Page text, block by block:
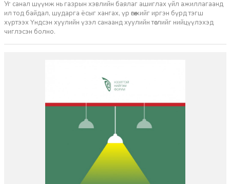
Уг санал шүүмж нь газрын хэвлийн баялаг ашиглах үйл ажиллагаанд
ил тод байдал, шударга ёсыг хангах, үр өгөөжийг иргэн бүрд тэгш
хүртээх Үндсэн хуулийн үзэл санаанд хуулийн төслийг нийцүүлэхэд
чиглэсэн болно.